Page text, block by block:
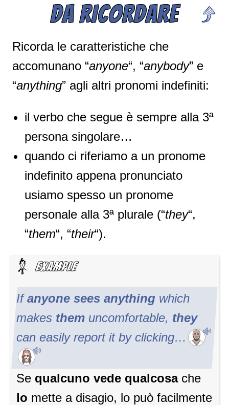
DA RICORDARE
Ricorda le caratteristiche che
accomunano “anyone“, “anybody” e
“anything” agli altri pronomi indefiniti:
il verbo che segue è sempre alla 3ª
persona singolare…
quando ci riferiamo a un pronome
indefinito appena pronunciato
usiamo spesso un pronome
personale alla 3ª plurale (“they“,
“them“, “their“).
Ifanyone sees anything which
makes them uncomfortable, they
can easily report it by clicking…
Se qualcuno vede qualcosache
lo mette a disagio, lo può facilmente